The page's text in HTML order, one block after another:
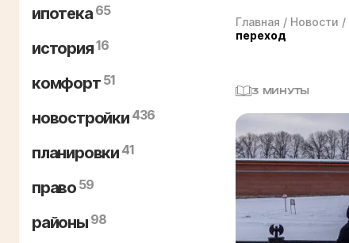
ипотека 65
история16
комфорт 51
новостройки 436
планировки 41
право 59
районы 98
Главная / Новости /
переход
3 МИНУТЫ